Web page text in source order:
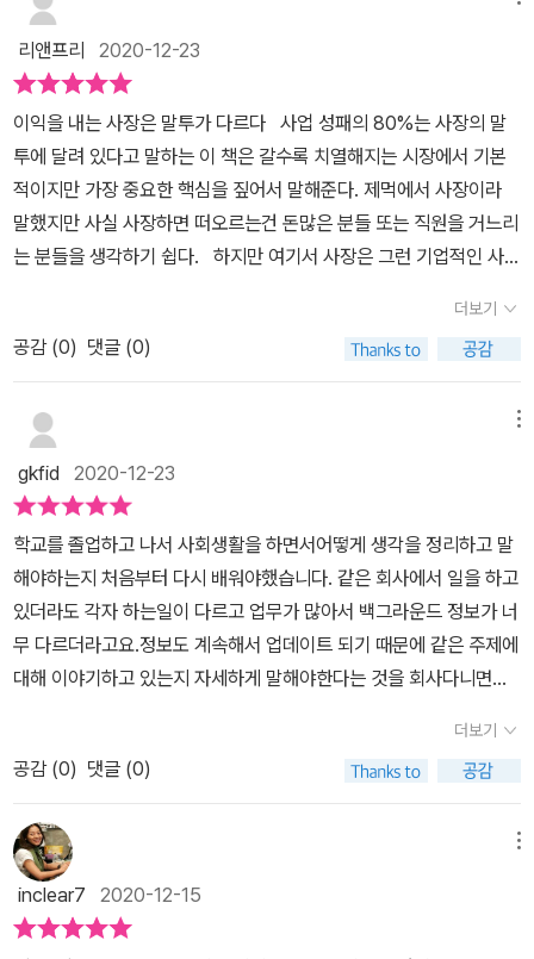
at, Why, How, How many or How much)로 묘사되어야 한다는
것은 잘알고 있으면서도 매번 나 자신도 귀찮아하며 대략적으로 정리
하곤 했던 것 같다.그리고 업무지시를 할때 선순위보다는 후순위를
잘 지정해야한다는 점은 딱히 설명한 적은 없어도 항상 업무들이 누
적되어있는 직원들에게 중요한 지시 포인트라고 생각된다.업무지시
후 진행사항을 중간중간 챙기고 직원을 질책할때도 구체적인 내용으
로 감정을 최소화하여 질책하는 것처럼 어쩌면 당연하지만 잘 지키지
못하는 것들에 대해 꼼꼼히 설명하고 있다.설득보다는 이해와 납득을
로젝트를 진행한다면 거기에 따른 스토리텔링이나 직원들의 궁금증
을 잘 해소시켜주는 것은 물론 수시로 직원들의 이야기를 잘 들어주
는 사장(리더)가 되어야 한다는 점을 이야기하고 있다.업무능력이 떨
어지나 의욕을 상실한 직원들에겐 어떻게 대할 것인지 우리와 비슷하
게 집단을 중요시하고 연공서열을 중요시하는 일본답게 연상의 직원
을 대하는 방법이나 상대방을 칭찬하는 방법까지 세세하게 상황에 맞
는 예를 들어주고 있다.많은 내용들에 대해 공감하고 그동안 잊고있
거나 새롭게 느껴지는 부분들이 많았지만 그 중에서도 이 책에서 강
조한 점 중에서 특히 관심이 갔던 내용은 자이언스 효과(Zajonc Eff
ect)라는 행동심리학 용어였다. 다른 말로 '단순 노출 효과(Mere ex
posure effect)'라고 부르는 이 효과는 상대방과 신뢰를 구축하기
위해 많은 시간보다는 잦은 접촉이 중요하다고 말한다. 직장에서 업
대한 효과가 바로 자이언스 효과다. 그런면에서 나는 다른 직원과의
는 편이라 친밀감을 형성하는 것에 어려움을 느끼는 것 같다.당장 변
할 수는 없겠지만 조직을 이끌어가는 입장에서 고민해봐야할 문제라
는 생각이 들었다.회사의 사장이나 조직을 이끌어가는 입장이 아니라
도 커뮤니케이션 방법서로 읽어도 무리가 없는 좋은 책이었다.※ 이
를 돌아보고 수정할 수 있는 팁을 주는 책이다. 사실 이 책은 사장이
직원들에게 어떻게 말해야 하는지에 관해 대부분의 지면을 할애해 이
야기해주고 있지만 나는 그게 단순히 사장의 말투에만 국한된 문제라
고 여겨지지는 않는다. 대다수의 사람들은 자신의 말투를 돌아보지
않고 객관적으로 생각해볼 기회가 없어서 그렇지 이 책을 읽으며 내
말투는 어떤지 돌아보면 문제점을 쉽게 발견하게 될지도 모른다. 칭
찬이나 질책을 할 때도 효과가 좋은 말투가 따로 있다는 것, 일을 지시
할 때도 어떻게 해야 능률이 오르게 말할 수 있는지 등 다양한 각도에
서 자신의 말투를 고민해 볼 수 있는 사례들이 나와있었다. 인간은 말
고민하고 노력하면 말투도 달라질 수 있다는 것이다. 생각없이 그냥
떠오르는 대로 말하는 습관이 있다면 이제는 말투에 대해 고민하고
타인을 배려하는 마음 한 스푼을 말에 녹이면 누구에게나 친근하게
다가갈 수 있는 사람이 되지 않을까 싶다.
리앤프리 2020-12-23
이익을 내는 사장은 말투가 다르다 사업 성패의 80%는 사장의 말
투에 달려 있다고 말하는 이 책은 갈수록 치열해지는 시장에서 기본
적이지만 가장 중요한 핵심을 짚어서 말해준다. 제먹에서 사장이라
말했지만 사실 사장하면 떠오르는건 돈많은 분들 또는 직원을 거느리
는 분들을 생각하기 쉽다. 하지만 여기서 사장은 그런 기업적인 사장
영하고 있는 사장님과 성과를 내야 하고 매출을 내야 하는 리더자일
수 있는 것이다. 그러므로 이 책은 이 세상에서 장사를 하든 돈을 벌어
야 하는 개인적으로 창업을 하든 이익을 내는데 있어 자신의 말투로
인해 좌우된다는 사실을 직시해야 할 것이다. 요시다 유키히로 저자
는 리더십 코치이자 인재육성 컨설턴트이다. 개인적으로 풍부한 경험
이 있어 이 책을 집필한 것은 최적이 아닌가 생각한다. 실제로 저자가
매니저가 된 후에 자신만의 노하우로 성과를 내어 3년 연속 MVP로
선정되었다고 하니 저자의 성공노하우는 들어도 손해는 아닐 것이다.
저자는 내가 사장이라면 과연 나는 평상시에 그리고 직원들에게 어
떤 말투를 쓰는지 알아야 한다고 조언한다. 인간은 감정의 동물이다.
따라서 사람들의 말투는 사람의 마음을 다치게 할 수 있고 살릴수도
있다. 이 책에서 저자는 각각 상황에 따라 직원들에게 어떻게 말해야
력이 올라가고 동시에 매출로 연결되는 것이다. 그렇기에 다른 사장
기에 이것을 잘 통제하며 직원들이 사장의 말투에 대한 반응에 따라
달라지기에 저자는 이익을 내는 ‘사장의 말투’는 따로 있다고 말하는
것이다. 자신의 말투를 잘 모르거나 아니면 직원들을 진심으로 대하
고 싶고 회사의 이익을 내고 싶다면 이 책을 추천하고 싶다.
더보기
공감 (0) 댓글 (0)
gkfid 2020-12-23
학교를 졸업하고 나서 사회생활을 하면서어떻게 생각을 정리하고 말
해야하는지 처음부터 다시 배워야했습니다. 같은 회사에서 일을 하고
있더라도 각자 하는일이 다르고 업무가 많아서 백그라운드 정보가 너
무 다르더라고요.정보도 계속해서 업데이트 되기 때문에 같은 주제에
대해 이야기하고 있는지 자세하게 말해야한다는 것을 회사다니면서
있다이익을 내는 사장은 말투가 다르다> 이 책은 책 제목에서 말하듯
이 사장들이 보면 좋은 책입니다. 그리고 사장들 뿐만이 아니라 회사
에서 일하는 사람들이라면 읽어봐야할 좋은 책입니다. 회사에서 사장
의 역할이 가장 중요하겠지만,사원 입장에서는 사장보다는 주변에 선
후배와 더 가까이 일하게 됩니다. 업무를 지시할 때 어떻게 구체적으
로 말해야하는지, 그리고 다른 사람과 대화를 이끌어갈 때 어떤 방법
을 사용해야하는지 등 전반적인 말하는 방식에 대한 꿀팁들이 많이
더보기
공감 (0) 댓글 (0)
inclear7 2020-12-15